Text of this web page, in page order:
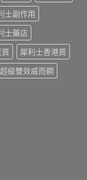
士副作用
士藥店
犀利士香港買
超級雙效威而鋼